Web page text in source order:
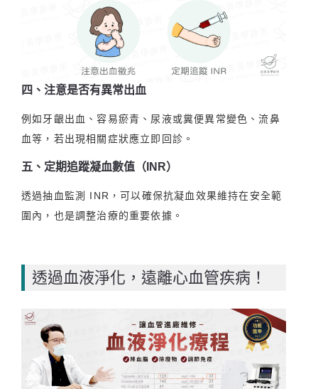
四、注意是否有異常出血
例如牙齦出血、容易瘀青、尿液或糞便異常變色、流鼻
血等，若出現相關症狀應立即回診。
五、定期追蹤凝血數值（INR）
透過抽血監測 INR，可以確保抗凝血效果維持在安全範
圍內，也是調整治療的重要依據。
透過血液淨化，遠離心血管疾病！